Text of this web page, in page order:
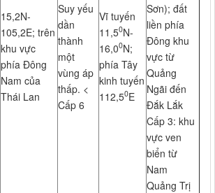
15,2N-
105,2E; trên
khu vực
phía Đông
Nam của
Thái Lan
Suy yếu
dần
thành
một
vùng áp
thấp. <
Cấp 6
Vĩ tuyến
11,50N-
16,00N;
phía Tây
kinh tuyến
112,50E
Sơn); đất
liền phía
Đông khu
vực từ
Quảng
Ngãi đến
Đắk Lắk
Cấp 3: khu
vực ven
biển từ
Nam
Quảng Trị